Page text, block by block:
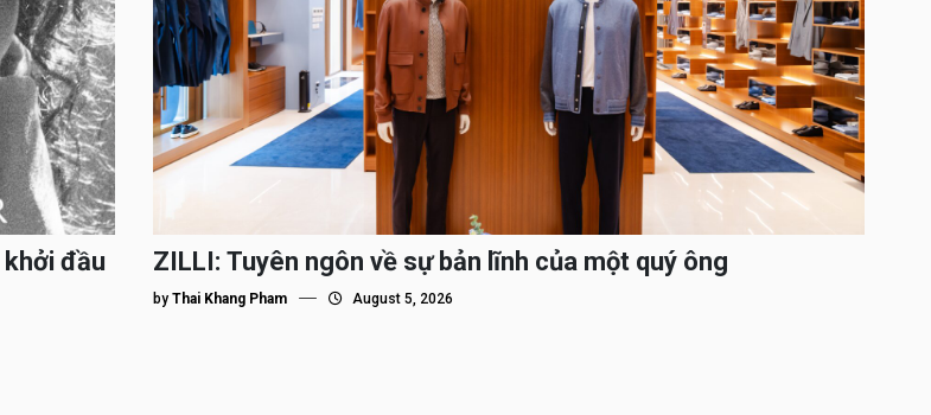
đầu
ZILLI: Tuyên ngôn về sự bản lĩnh của một quý ông
by Thai Khang Pham August 5, 2026